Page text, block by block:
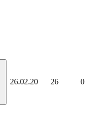
26.02.20 26 0